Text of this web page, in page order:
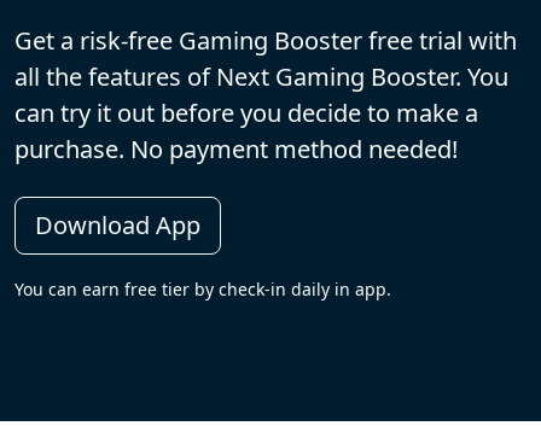
Get a risk-free Gaming Booster free trial with
all the features of Next Gaming Booster. You
can try it out before you decide to make a
purchase. No payment method needed!
Download App
You can earn free tier by check-in daily in app.